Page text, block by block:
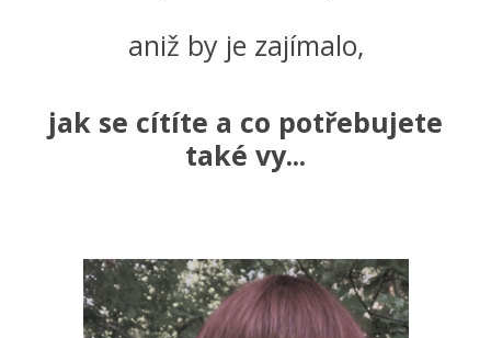
aniž by je zajímalo,
jak se cítíte a co potřebujete
také vy...